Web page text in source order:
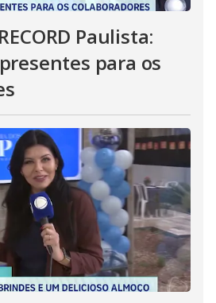
Paulista:
para os